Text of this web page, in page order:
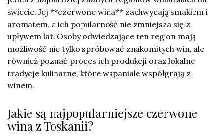
świecie. Jej **czerwone wina** zachwycają smakiem i
aromatem, a ich popularność nie zmniejsza się z
upływem lat. Osoby odwiedzające ten region mają
możliwość nie tylko spróbować znakomitych win, ale
również poznać proces ich produkcji oraz lokalne
tradycje kulinarne, które wspaniale współgrają z
winem.
Jakie są najpopularniejsze czerwone
wina z Toskanii?